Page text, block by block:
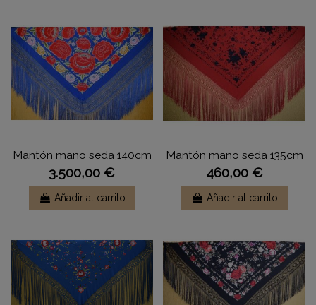
Mantón mano seda 140cm
3.500,00 €
Añadir al carrito
Mantón mano seda 135cm
460,00 €
Añadir al carrito